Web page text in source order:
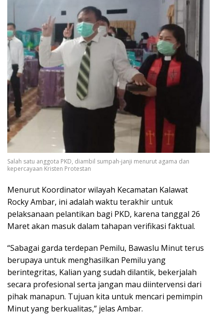
Salah satu anggota PKD, diambil sumpah-janji menurut agama dan
kepercayaan Kristen Protestan
Menurut Koordinator wilayah Kecamatan Kalawat
Rocky Ambar, ini adalah waktu terakhir untuk
pelaksanaan pelantikan bagi PKD, karena tanggal 26
Maret akan masuk dalam tahapan verifikasi faktual.
“Sabagai garda terdepan Pemilu, Bawaslu Minut terus
berupaya untuk menghasilkan Pemilu yang
berintegritas, Kalian yang sudah dilantik, bekerjalah
secara profesional serta jangan mau diintervensi dari
pihak manapun. Tujuan kita untuk mencari pemimpin
Minut yang berkualitas,” jelas Ambar.